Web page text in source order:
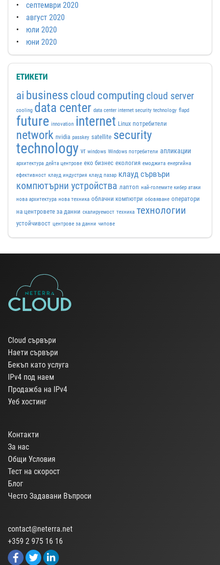
септември 2020
август 2020
юли 2020
юни 2020
ЕТИКЕТИ
ai business cloud computing cloud server
cooling data center data center internet security technology flapd
future innovation internet Linux потребители
network nvidia passkey satellite security
technology vr windows Windows потребители апликации
архитектура дейта центрове еко бизнес екология емоджита енергийна
ефективност клауд индустрия клауд пазар клауд сървъри
компютърни устройства лаптоп най-големите кибер атаки
нова архитектура нова техника облачни компютри обовяване оператори
на центровете за данни скалируемост техника технологии
устойчивост центрове за данни чипове
Cloud сървъри
Наети сървъри
Бекъп като услуга
IPv4 под наем
Продажба на IPv4
Уеб хостинг
Контакти
За нас
Общи Условия
Тест на скорост
Блог
Често Задавани Въпроси
contact@neterra.net
+359 2 975 16 16